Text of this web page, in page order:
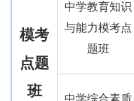
模考
点题
班
中学教育知识
与能力模考点
题班
中学综合素质